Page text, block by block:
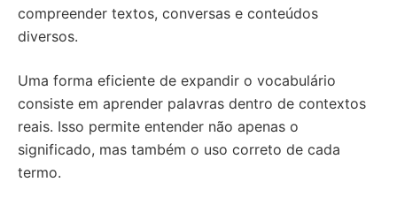
compreender textos, conversas e conteúdos
diversos.
Uma forma eficiente de expandir o vocabulário
consiste em aprender palavras dentro de contextos
reais. Isso permite entender não apenas o
significado, mas também o uso correto de cada
termo.